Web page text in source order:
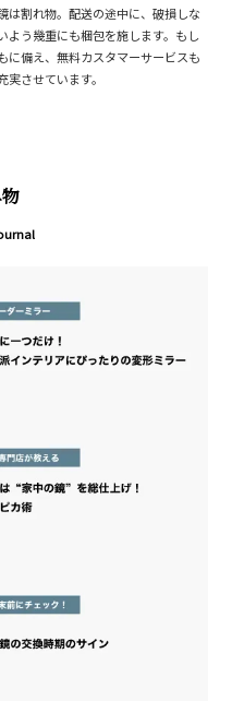
は割れ物。配送の途中に、破損しな
よう幾重にも梱包を施します。もし
に備え、無料カスタマーサービスも
実させています。